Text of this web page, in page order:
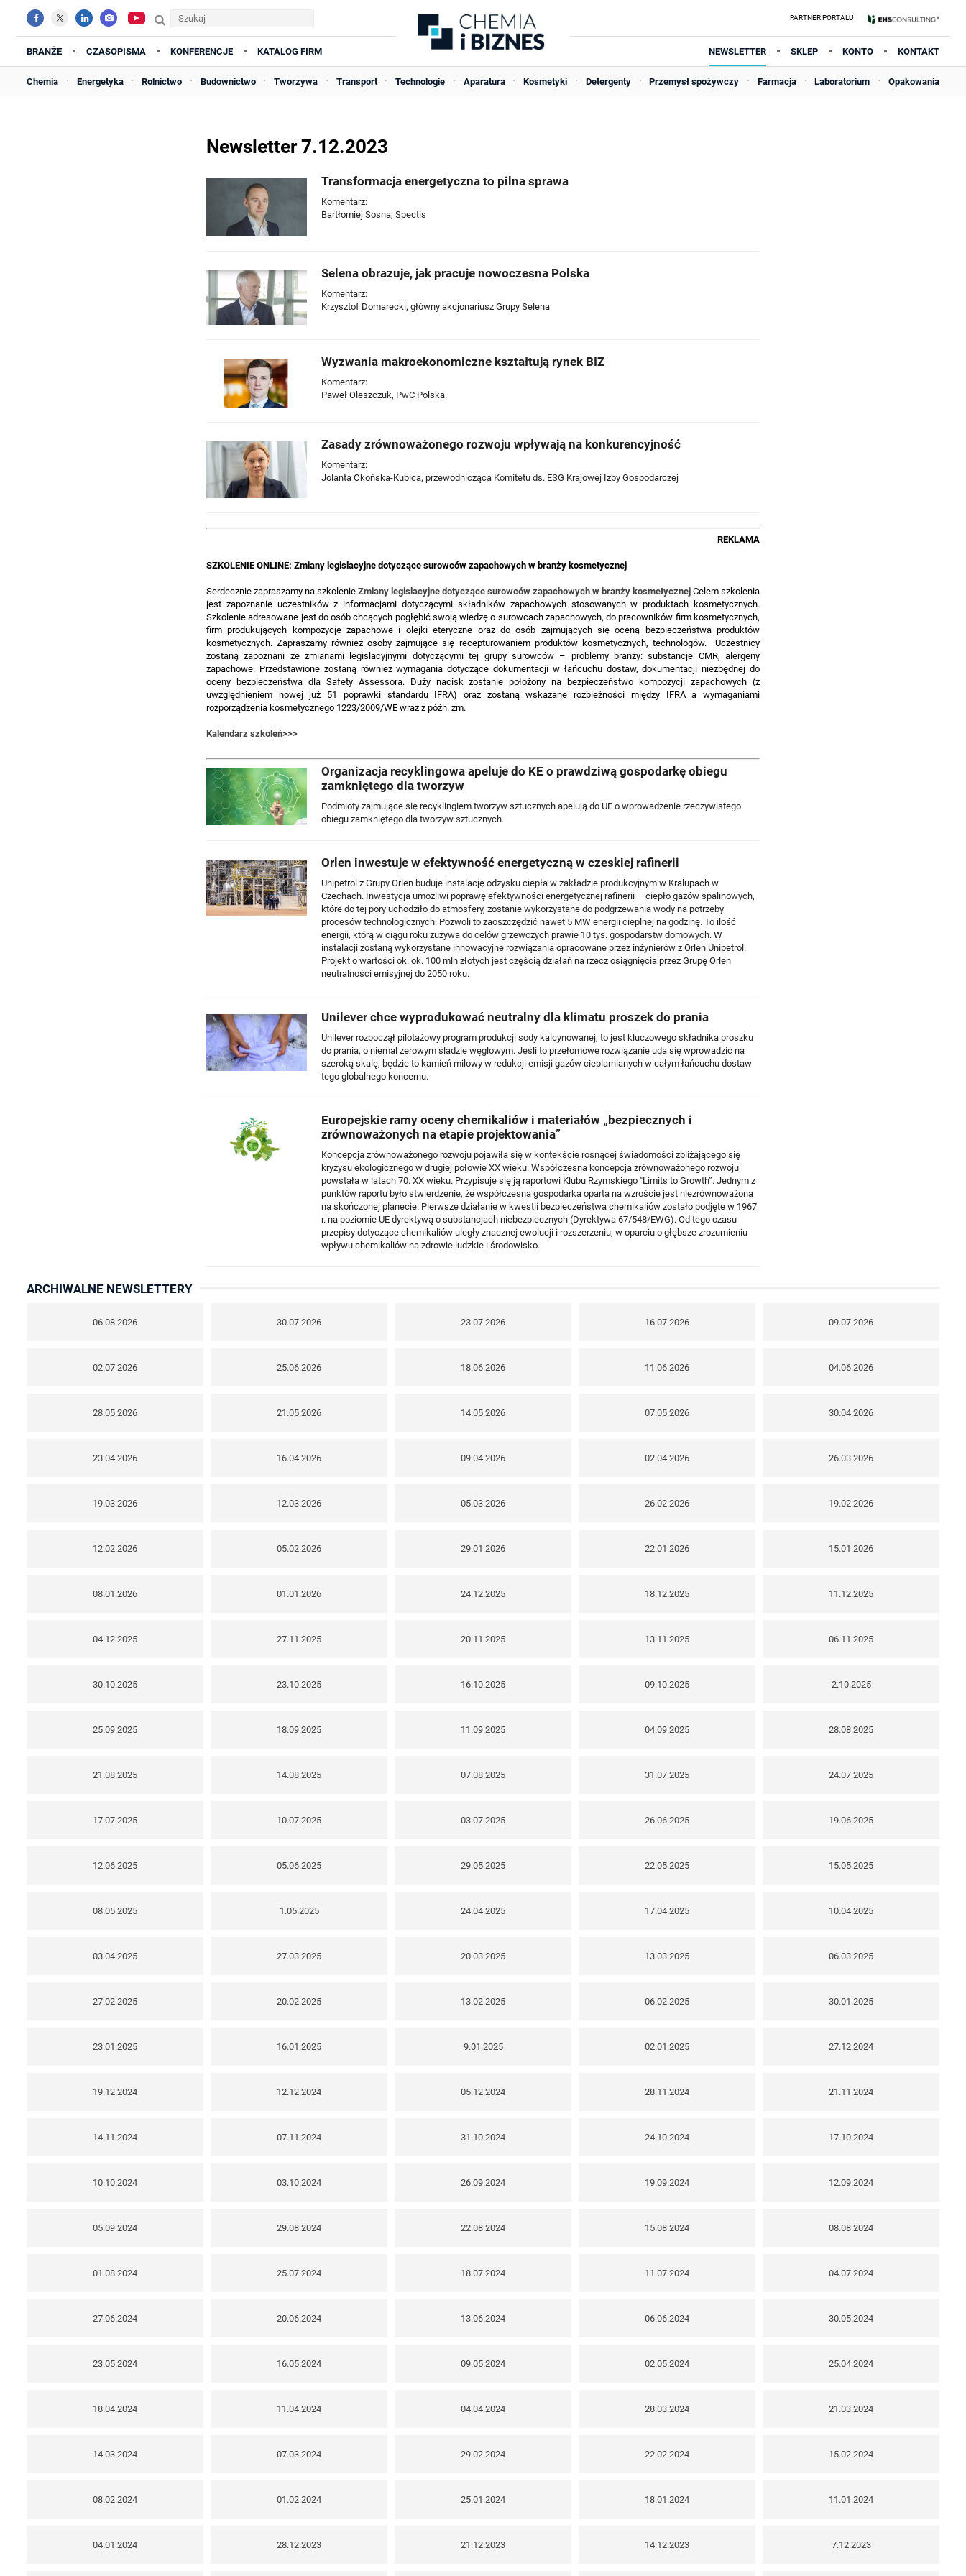
BRANŻE CZASOPISMA KONFERENCJE KATALOG FIRM NEWSLETTER SKLEP KONTO KONTAKT
Chemia Energetyka Rolnictwo Budownictwo Tworzywa Transport Technologie Aparatura Kosmetyki Detergenty Przemysł spożywczy Farmacja Laboratorium Opakowania
Newsletter 7.12.2023
Transformacja energetyczna to pilna sprawa
Komentarz:
Bartłomiej Sosna, Spectis
Selena obrazuje, jak pracuje nowoczesna Polska
Komentarz:
Krzysztof Domarecki, główny akcjonariusz Grupy Selena
Wyzwania makroekonomiczne kształtują rynek BIZ
Komentarz:
Paweł Oleszczuk, PwC Polska.
Zasady zrównoważonego rozwoju wpływają na konkurencyjność
Komentarz:
Jolanta Okońska-Kubica, przewodnicząca Komitetu ds. ESG Krajowej Izby Gospodarczej
REKLAMA
SZKOLENIE ONLINE: Zmiany legislacyjne dotyczące surowców zapachowych w branży kosmetycznej
Serdecznie zapraszamy na szkolenie Zmiany legislacyjne dotyczące surowców zapachowych w branży kosmetycznej Celem szkolenia
jest zapoznanie uczestników z informacjami dotyczącymi składników zapachowych stosowanych w produktach kosmetycznych.
Szkolenie adresowane jest do osób chcących pogłębić swoją wiedzę o surowcach zapachowych, do pracowników firm kosmetycznych,
firm produkujących kompozycje zapachowe i olejki eteryczne oraz do osób zajmujących się oceną bezpieczeństwa produktów
kosmetycznych. Zapraszamy również osoby zajmujące się recepturowaniem produktów kosmetycznych, technologów. Uczestnicy
zostaną zapoznani ze zmianami legislacyjnymi dotyczącymi tej grupy surowców – problemy branży: substancje CMR, alergeny
zapachowe. Przedstawione zostaną również wymagania dotyczące dokumentacji w łańcuchu dostaw, dokumentacji niezbędnej do
oceny bezpieczeństwa dla Safety Assessora. Duży nacisk zostanie położony na bezpieczeństwo kompozycji zapachowych (z
uwzględnieniem nowej już 51 poprawki standardu IFRA) oraz zostaną wskazane rozbieżności między IFRA a wymaganiami
rozporządzenia kosmetycznego 1223/2009/WE wraz z późn. zm.
Kalendarz szkoleń>>>
Organizacja recyklingowa apeluje do KE o prawdziwą gospodarkę obiegu
zamkniętego dla tworzyw
Podmioty zajmujące się recyklingiem tworzyw sztucznych apelują do UE o wprowadzenie rzeczywistego
obiegu zamkniętego dla tworzyw sztucznych.
Orlen inwestuje w efektywność energetyczną w czeskiej rafinerii
Unipetrol z Grupy Orlen buduje instalację odzysku ciepła w zakładzie produkcyjnym w Kralupach w
Czechach. Inwestycja umożliwi poprawę efektywności energetycznej rafinerii – ciepło gazów spalinowych,
które do tej pory uchodziło do atmosfery, zostanie wykorzystane do podgrzewania wody na potrzeby
procesów technologicznych. Pozwoli to zaoszczędzić nawet 5 MW energii cieplnej na godzinę. To ilość
energii, którą w ciągu roku zużywa do celów grzewczych prawie 10 tys. gospodarstw domowych. W
instalacji zostaną wykorzystane innowacyjne rozwiązania opracowane przez inżynierów z Orlen Unipetrol.
Projekt o wartości ok. ok. 100 mln złotych jest częścią działań na rzecz osiągnięcia przez Grupę Orlen
neutralności emisyjnej do 2050 roku.
Unilever chce wyprodukować neutralny dla klimatu proszek do prania
Unilever rozpoczął pilotażowy program produkcji sody kalcynowanej, to jest kluczowego składnika proszku
do prania, o niemal zerowym śladzie węglowym. Jeśli to przełomowe rozwiązanie uda się wprowadzić na
szeroką skalę, będzie to kamień milowy w redukcji emisji gazów cieplarnianych w całym łańcuchu dostaw
tego globalnego koncernu.
Europejskie ramy oceny chemikaliów i materiałów „bezpiecznych i
zrównoważonych na etapie projektowania”
Koncepcja zrównoważonego rozwoju pojawiła się w kontekście rosnącej świadomości zbliżającego się
kryzysu ekologicznego w drugiej połowie XX wieku. Współczesna koncepcja zrównoważonego rozwoju
powstała w latach 70. XX wieku. Przypisuje się ją raportowi Klubu Rzymskiego "Limits to Growth”. Jednym z
punktów raportu było stwierdzenie, że współczesna gospodarka oparta na wzroście jest niezrównoważona
na skończonej planecie. Pierwsze działanie w kwestii bezpieczeństwa chemikaliów zostało podjęte w 1967
r. na poziomie UE dyrektywą o substancjach niebezpiecznych (Dyrektywa 67/548/EWG). Od tego czasu
przepisy dotyczące chemikaliów uległy znacznej ewolucji i rozszerzeniu, w oparciu o głębsze zrozumieniu
wpływu chemikaliów na zdrowie ludzkie i środowisko.
ARCHIWALNE NEWSLETTERY
06.08.2026 30.07.2026 23.07.2026 16.07.2026 09.07.2026
02.07.2026 25.06.2026 18.06.2026 11.06.2026 04.06.2026
28.05.2026 21.05.2026 14.05.2026 07.05.2026 30.04.2026
23.04.2026 16.04.2026 09.04.2026 02.04.2026 26.03.2026
19.03.2026 12.03.2026 05.03.2026 26.02.2026 19.02.2026
12.02.2026 05.02.2026 29.01.2026 22.01.2026 15.01.2026
08.01.2026 01.01.2026 24.12.2025 18.12.2025 11.12.2025
04.12.2025 27.11.2025 20.11.2025 13.11.2025 06.11.2025
30.10.2025 23.10.2025 16.10.2025 09.10.2025 2.10.2025
25.09.2025 18.09.2025 11.09.2025 04.09.2025 28.08.2025
21.08.2025 14.08.2025 07.08.2025 31.07.2025 24.07.2025
17.07.2025 10.07.2025 03.07.2025 26.06.2025 19.06.2025
12.06.2025 05.06.2025 29.05.2025 22.05.2025 15.05.2025
08.05.2025 1.05.2025 24.04.2025 17.04.2025 10.04.2025
03.04.2025 27.03.2025 20.03.2025 13.03.2025 06.03.2025
27.02.2025 20.02.2025 13.02.2025 06.02.2025 30.01.2025
23.01.2025 16.01.2025 9.01.2025 02.01.2025 27.12.2024
19.12.2024 12.12.2024 05.12.2024 28.11.2024 21.11.2024
14.11.2024 07.11.2024 31.10.2024 24.10.2024 17.10.2024
10.10.2024 03.10.2024 26.09.2024 19.09.2024 12.09.2024
05.09.2024 29.08.2024 22.08.2024 15.08.2024 08.08.2024
01.08.2024 25.07.2024 18.07.2024 11.07.2024 04.07.2024
27.06.2024 20.06.2024 13.06.2024 06.06.2024 30.05.2024
23.05.2024 16.05.2024 09.05.2024 02.05.2024 25.04.2024
18.04.2024 11.04.2024 04.04.2024 28.03.2024 21.03.2024
14.03.2024 07.03.2024 29.02.2024 22.02.2024 15.02.2024
08.02.2024 01.02.2024 25.01.2024 18.01.2024 11.01.2024
04.01.2024 28.12.2023 21.12.2023 14.12.2023 7.12.2023